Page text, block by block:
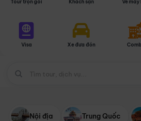
Tour trọn gói Khách sạn Vé
Visa Xe đưa đón
Nội địa Trung Quốc